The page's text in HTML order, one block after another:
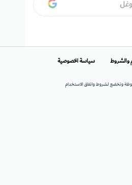
وتخضع لشروط واتفاق الاستخدام
والشروط سياسة الخصوصية